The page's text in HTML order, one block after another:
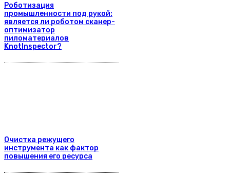
Роботизация
промышленности под рукой:
является ли роботом сканер-
оптимизатор
пиломатериалов
KnotInspector?
Очистка режущего
инструмента как фактор
повышения его ресурса